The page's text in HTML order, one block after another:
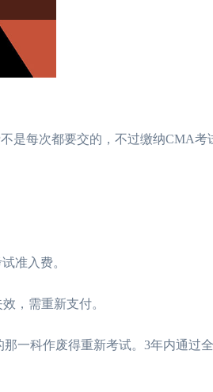
是每次都要交的，不过缴纳CMA考
准入费。
，需重新支付。
一科作废得重新考试。3年内通过